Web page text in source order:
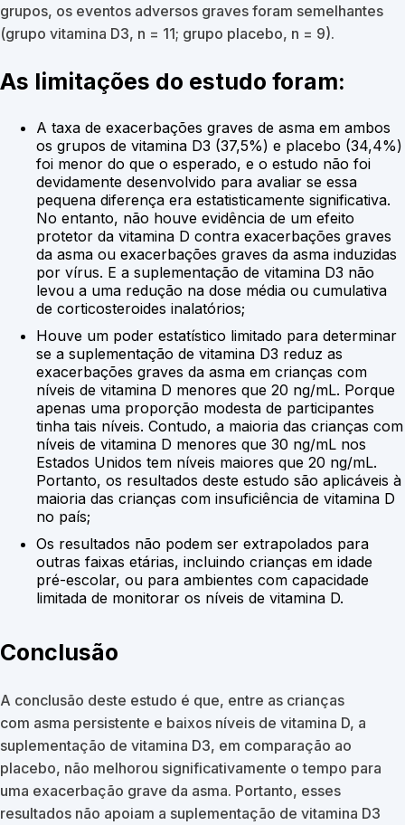
grupos, os eventos adversos graves foram semelhantes
(grupo vitamina D3, n = 11; grupo placebo, n = 9).
As limitações do estudo foram:
A taxa de exacerbações graves de asma em ambos
os grupos de vitamina D3 (37,5%) e placebo (34,4%)
foi menor do que o esperado, e o estudo não foi
devidamente desenvolvido para avaliar se essa
pequena diferença era estatisticamente significativa.
No entanto, não houve evidência de um efeito
protetor da vitamina D contra exacerbações graves
da asma ou exacerbações graves da asma induzidas
por vírus. E a suplementação de vitamina D3 não
levou a uma redução na dose média ou cumulativa
de corticosteroides inalatórios;
Houve um poder estatístico limitado para determinar
se a suplementação de vitamina D3 reduz as
exacerbações graves da asma em crianças com
níveis de vitamina D menores que 20 ng/mL. Porque
apenas uma proporção modesta de participantes
tinha tais níveis. Contudo, a maioria das crianças com
níveis de vitamina D menores que 30 ng/mL nos
Estados Unidos tem níveis maiores que 20 ng/mL.
Portanto, os resultados deste estudo são aplicáveis à
maioria das crianças com insuficiência de vitamina D
no país;
Os resultados não podem ser extrapolados para
outras faixas etárias, incluindo crianças em idade
pré-escolar, ou para ambientes com capacidade
limitada de monitorar os níveis de vitamina D.
Conclusão
A conclusão deste estudo é que, entre as crianças
com asma persistente e baixos níveis de vitamina D, a
suplementação de vitamina D3, em comparação ao
placebo, não melhorou significativamente o tempo para
uma exacerbação grave da asma. Portanto, esses
resultados não apoiam a suplementação de vitamina D3